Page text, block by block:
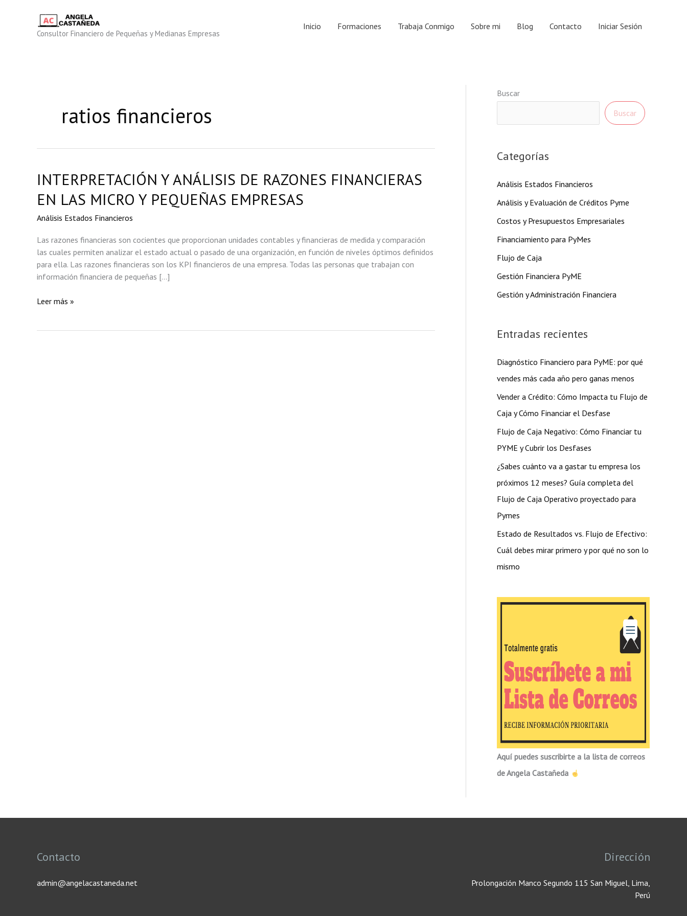
Consultor Financiero de Pequeñas y Medianas Empresas
Inicio Formaciones Trabaja Conmigo Sobre mi Blog Contacto Iniciar Sesión
ratios financieros
INTERPRETACIÓN Y ANÁLISIS DE RAZONES FINANCIERAS
EN LAS MICRO Y PEQUEÑAS EMPRESAS
Análisis Estados Financieros
Las razones financieras son cocientes que proporcionan unidades contables y financieras de medida y comparación
las cuales permiten analizar el estado actual o pasado de una organización, en función de niveles óptimos definidos
para ella. Las razones financieras son los KPI financieros de una empresa. Todas las personas que trabajan con
información financiera de pequeñas […]
INTERPRETACIÓN
Leer más »
Buscar
Buscar
Categorías
Análisis Estados Financieros
Análisis y Evaluación de Créditos Pyme
Costos y Presupuestos Empresariales
Financiamiento para PyMes
Flujo de Caja
Gestión Financiera PyME
Gestión y Administración Financiera
Entradas recientes
Diagnóstico Financiero para PyME: por qué
vendes más cada año pero ganas menos
Vender a Crédito: Cómo Impacta tu Flujo de
Caja y Cómo Financiar el Desfase
Flujo de Caja Negativo: Cómo Financiar tu
PYME y Cubrir los Desfases
¿Sabes cuánto va a gastar tu empresa los
próximos 12 meses? Guía completa del
Flujo de Caja Operativo proyectado para
Pymes
Estado de Resultados vs. Flujo de Efectivo:
Cuál debes mirar primero y por qué no son lo
mismo
Aquí puedes suscribirte a la lista de correos
de Angela Castañeda
Contacto
admin@angelacastaneda.net
Dirección
Prolongación Manco Segundo 115 San Miguel, Lima,
Perú